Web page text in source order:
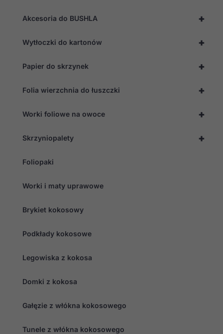
+
Akcesoria do BUSHLA
+
Wytłoczki do kartonów
+
Papier do skrzynek
+
Folia wierzchnia do łuszczki
+
Worki foliowe na owoce
+
Skrzyniopalety
Foliopaki
Worki i maty uprawowe
Brykiet kokosowy
Podkłady kokosowe
Legowiska z kokosa
Domki z kokosa
Gałęzie z włókna kokosowego
Tunele z włókna kokosowego